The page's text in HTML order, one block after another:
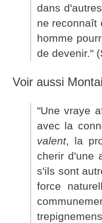
dans
ne reconnaît
homme
de devenir."
Voir aussi
"Une vraye
avec la
valent, la
cherir d'une
s'ils sont
force